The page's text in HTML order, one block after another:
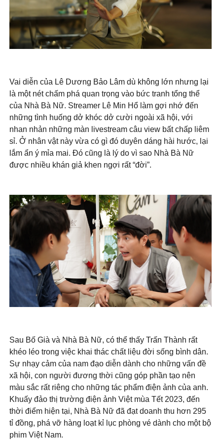
Vai diễn của Lê Dương Bảo Lâm dù không lớn nhưng lại
là một nét chấm phá quan trọng vào bức tranh tổng thể
của Nhà Bà Nữ. Streamer Lê Min Hổ làm gợi nhớ đến
những tình huống dở khóc dở cười ngoài xã hội, với
nhan nhản những màn livestream câu view bất chấp liêm
sỉ. Ở nhân vật này vừa có gì đó duyên dáng hài hước, lại
lắm ẩn ý mỉa mai. Đó cũng là lý do vì sao Nhà Bà Nữ
được nhiều khán giả khen ngợi rất “đời”.
Sau Bố Già và Nhà Bà Nữ, có thể thấy Trấn Thành rất
khéo léo trong việc khai thác chất liệu đời sống bình dân.
Sự nhạy cảm của nam đạo diễn dành cho những vấn đề
xã hội, con người đương thời cũng góp phần tạo nên
màu sắc rất riêng cho những tác phẩm điện ảnh của anh.
Khuấy đảo thị trường điện ảnh Việt mùa Tết 2023, đến
thời điểm hiện tại, Nhà Bà Nữ đã đạt doanh thu hơn 295
tỉ đồng, phá vỡ hàng loạt kỉ lục phòng vé dành cho một bộ
phim Việt Nam.